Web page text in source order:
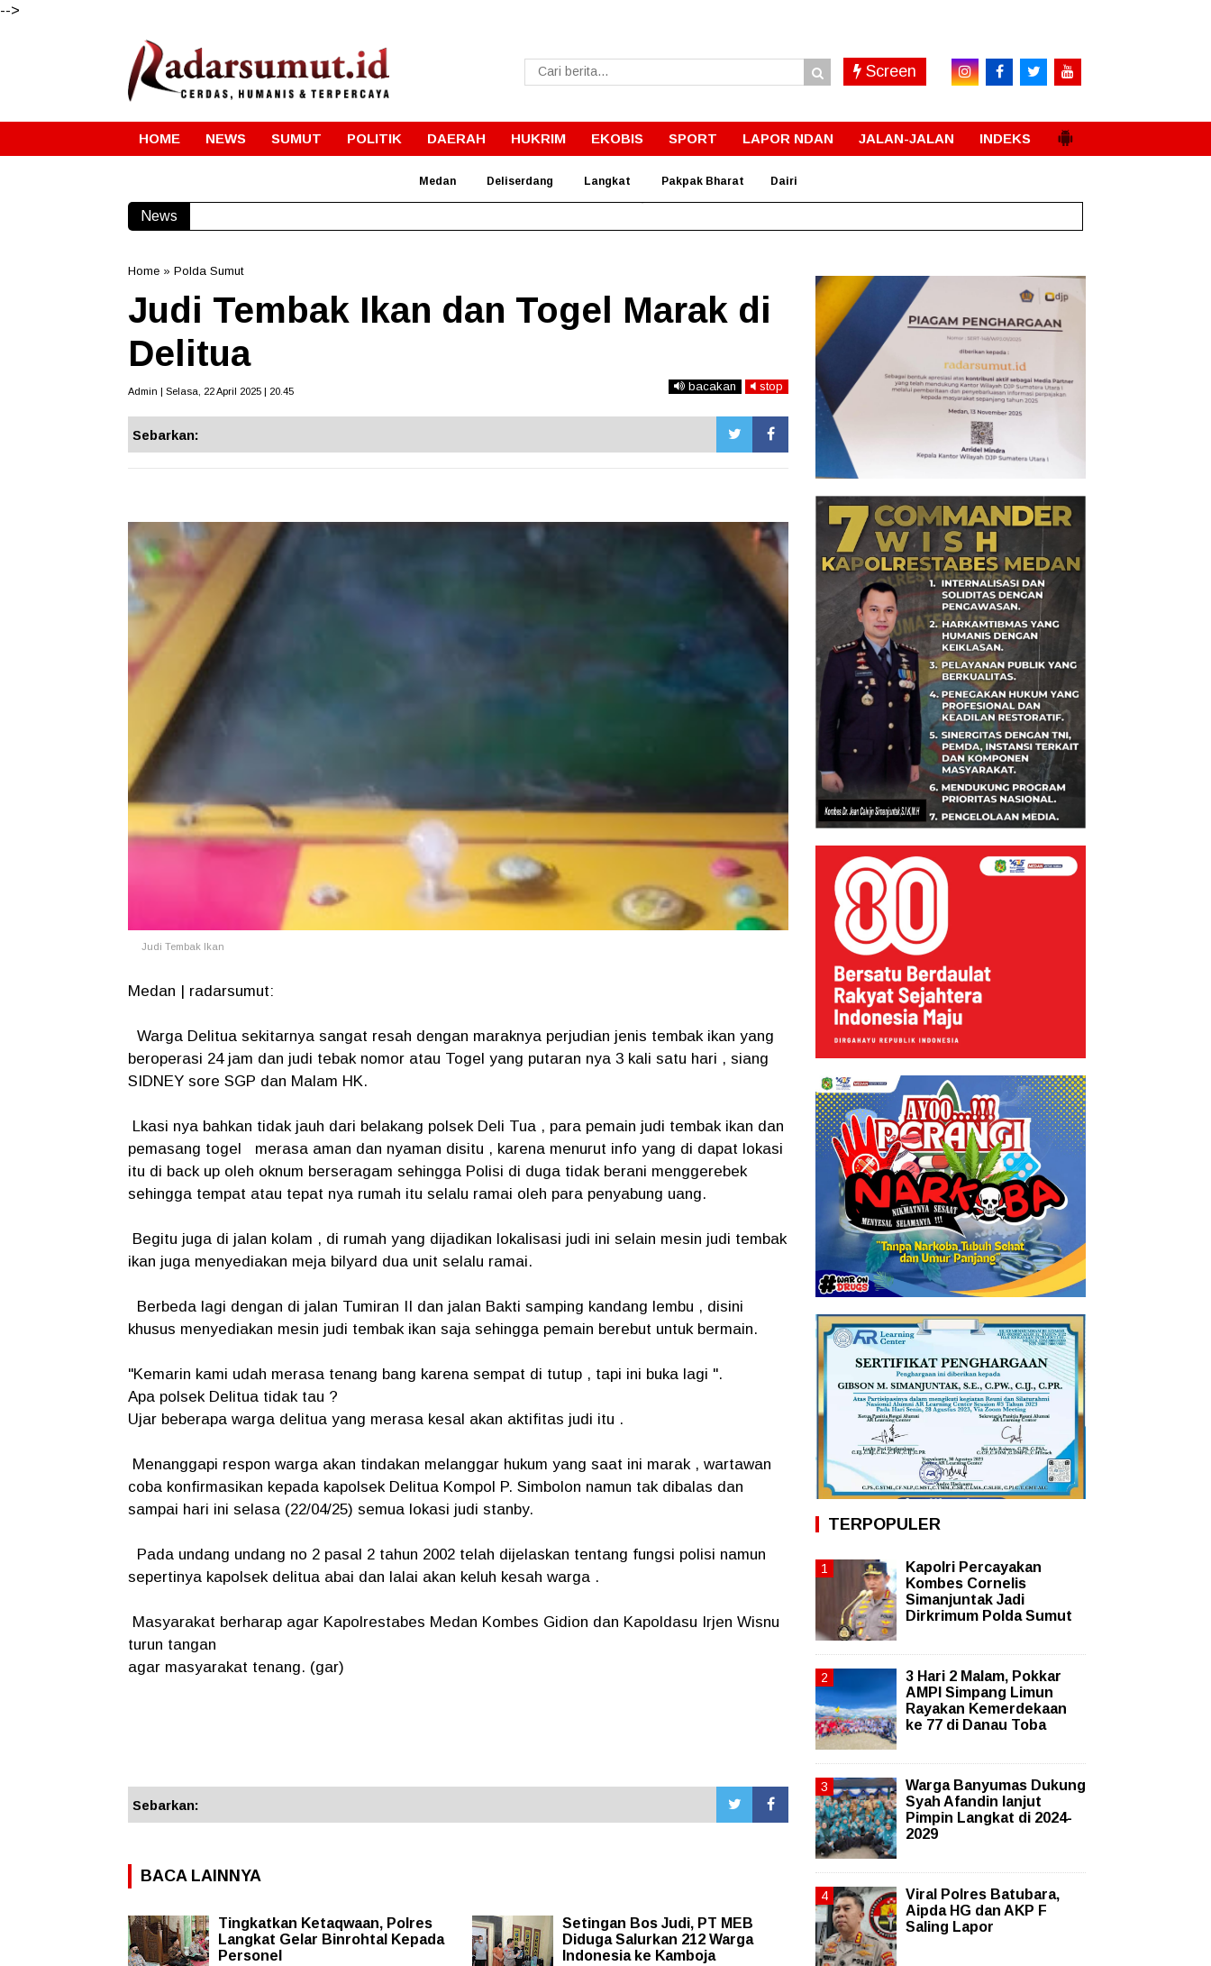
-->
Screen
HOME NEWS SUMUT POLITIK DAERAH HUKRIM EKOBIS SPORT LAPOR NDAN JALAN-JALAN INDEKS
Medan Deliserdang Langkat Pakpak Bharat Dairi
News
Home » Polda Sumut
Judi Tembak Ikan dan Togel Marak di
Delitua
Admin | Selasa, 22 April 2025 | 20.45 bacakan stop
Sebarkan:
Judi Tembak Ikan
Medan | radarsumut:
Warga Delitua sekitarnya sangat resah dengan maraknya perjudian jenis tembak ikan yang
beroperasi 24 jam dan judi tebak nomor atau Togel yang putaran nya 3 kali satu hari , siang
SIDNEY sore SGP dan Malam HK.
Lkasi nya bahkan tidak jauh dari belakang polsek Deli Tua , para pemain judi tembak ikan dan
pemasang togel merasa aman dan nyaman disitu , karena menurut info yang di dapat lokasi
itu di back up oleh oknum berseragam sehingga Polisi di duga tidak berani menggerebek
sehingga tempat atau tepat nya rumah itu selalu ramai oleh para penyabung uang.
Begitu juga di jalan kolam , di rumah yang dijadikan lokalisasi judi ini selain mesin judi tembak
ikan juga menyediakan meja bilyard dua unit selalu ramai.
Berbeda lagi dengan di jalan Tumiran II dan jalan Bakti samping kandang lembu , disini
khusus menyediakan mesin judi tembak ikan saja sehingga pemain berebut untuk bermain.
"Kemarin kami udah merasa tenang bang karena sempat di tutup , tapi ini buka lagi ".
Apa polsek Delitua tidak tau ?
Ujar beberapa warga delitua yang merasa kesal akan aktifitas judi itu .
Menanggapi respon warga akan tindakan melanggar hukum yang saat ini marak , wartawan
coba konfirmasikan kepada kapolsek Delitua Kompol P. Simbolon namun tak dibalas dan
sampai hari ini selasa (22/04/25) semua lokasi judi stanby.
Pada undang undang no 2 pasal 2 tahun 2002 telah dijelaskan tentang fungsi polisi namun
sepertinya kapolsek delitua abai dan lalai akan keluh kesah warga .
Masyarakat berharap agar Kapolrestabes Medan Kombes Gidion dan Kapoldasu Irjen Wisnu
turun tangan
agar masyarakat tenang. (gar)
Sebarkan:
BACA LAINNYA
Tingkatkan Ketaqwaan, Polres
Langkat Gelar Binrohtal Kepada
Personel
Setingan Bos Judi, PT MEB
Diduga Salurkan 212 Warga
Indonesia ke Kamboja
TERPOPULER
Kapolri Percayakan
Kombes Cornelis
Simanjuntak Jadi
Dirkrimum Polda Sumut
3 Hari 2 Malam, Pokkar
AMPI Simpang Limun
Rayakan Kemerdekaan
ke 77 di Danau Toba
Warga Banyumas Dukung
Syah Afandin lanjut
Pimpin Langkat di 2024-
2029
Viral Polres Batubara,
Aipda HG dan AKP F
Saling Lapor